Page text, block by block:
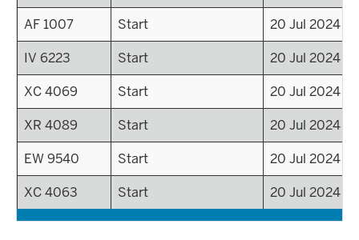
AF 1007
Start
20 Jul 2024 -
IV 6223
Start
20 Jul 2024 -
XC 4069
Start
20 Jul 2024 -
XR 4089
Start
20 Jul 2024 -
EW 9540
Start
20 Jul 2024 -
XC 4063
Start 20 Jul 2024 -